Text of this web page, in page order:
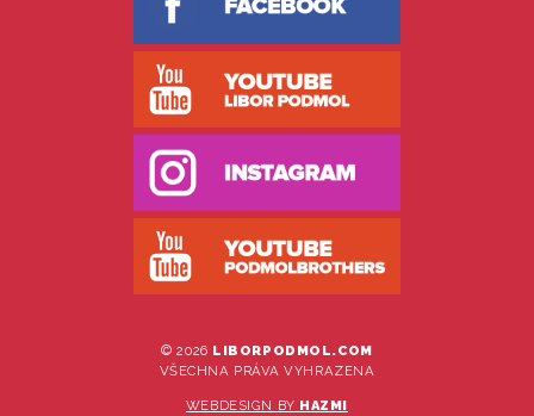
© 2026 LIBORPODMOL.COM
VŠECHNA PRÁVA VYHRAZENA
WEBDESIGN BY HAZMI